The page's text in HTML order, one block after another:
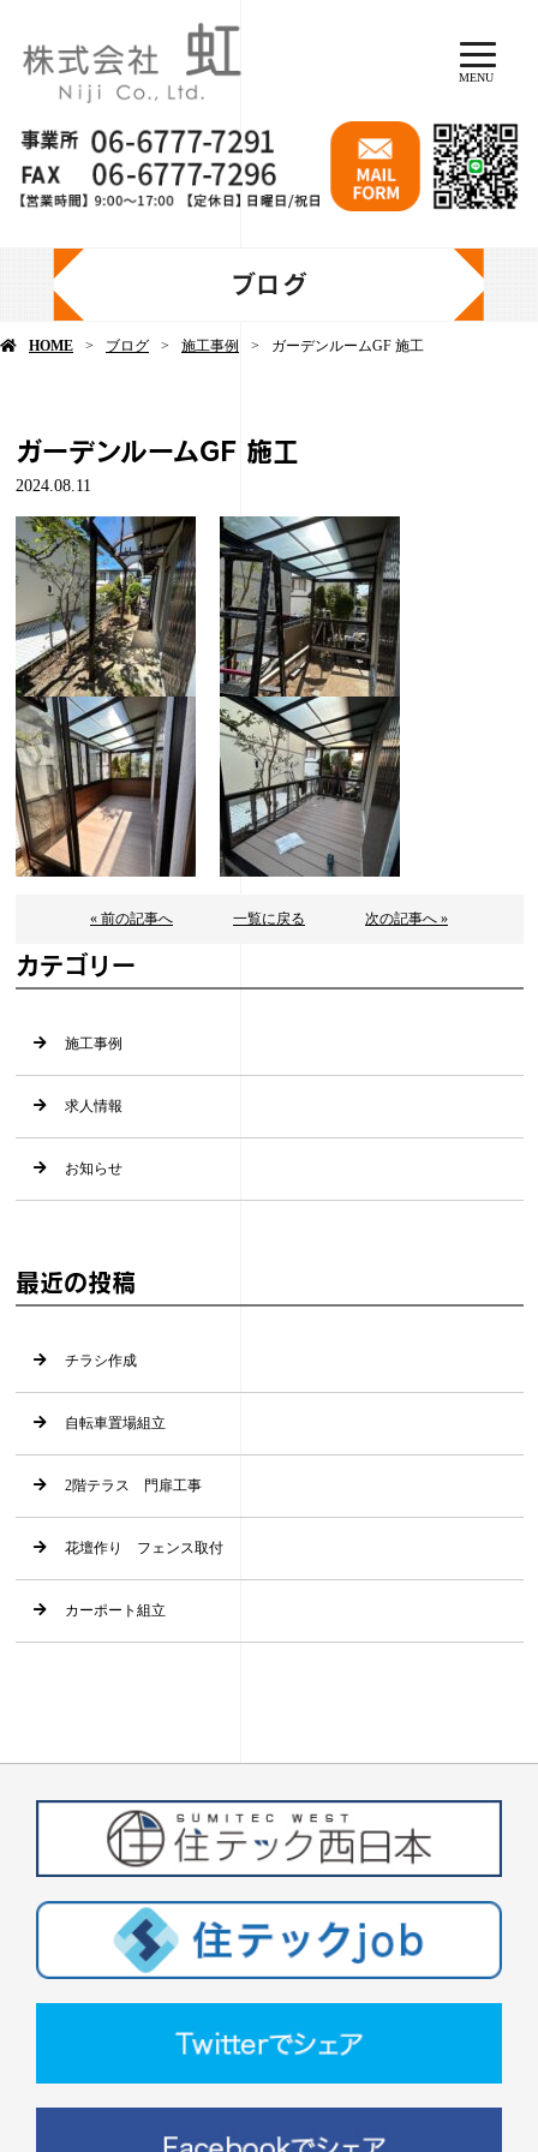
MENU
ブログ
HOME ブログ 施工事例 ガーデンルームGF 施工
ガーデンルームGF 施工
2024.08.11
« 前の記事へ 一覧に戻る 次の記事へ »
カテゴリー
施工事例
求人情報
お知らせ
最近の投稿
チラシ作成
自転車置場組立
2階テラス 門扉工事
花壇作り フェンス取付
カーポート組立